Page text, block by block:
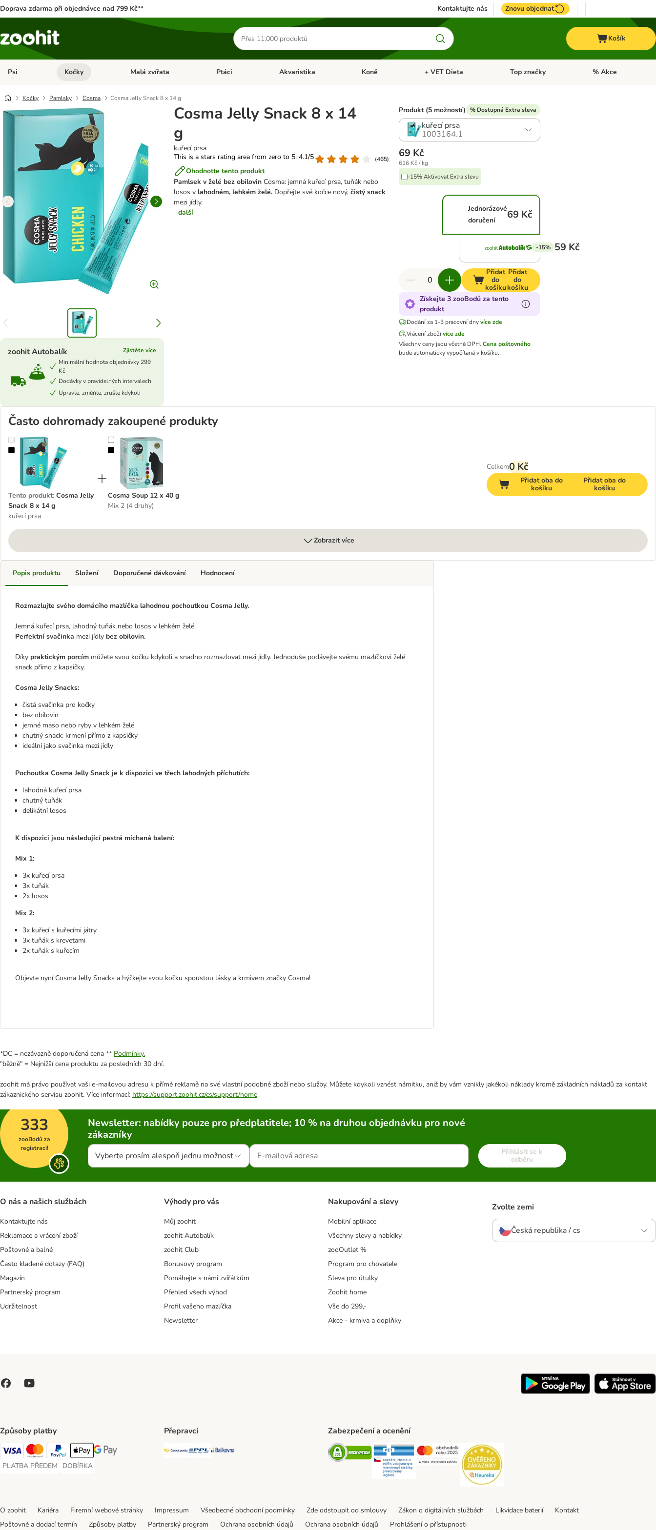
Doprava zdarma při objednávce nad 799 Kč** Kontaktujte nás Znovu objednat
Hledat
produkty
Košík
Psi Otevřít menu: Psi
Kočky Otevřít menu: Kočky
Malá zvířata Otevřít menu: Malá zvířata
Ptáci Otevřít menu: Ptáci
Akvaristika Otevřít menu: Akvaristika
Koně Otevřít menu: Koně
+ VET Dieta Otevřít menu: + VET Dieta
Top značky Otevřít menu: Top
% Akce
Kočky Pamlsky Cosma Cosma Jelly Snack 8 x 14 g
Cosma Jelly Snack 8 x 14
g
kuřecí prsa
This is a stars rating area from zero to 5: 4.1/5
(465)
Ohodnoťte tento produkt
Pamlsek v želé bez obilovin Cosma: jemná kuřecí prsa, tuňák nebo
losos v lahodném, lehkém želé. Dopřejte své kočce nový, čistý snack
mezi jídly.
další
zoohit Autobalík
Zjistěte více
Minimální hodnota objednávky 299
Kč
Dodávky v pravidelných intervalech
Upravte, změňte, zrušte kdykoli
Produkt (5 možností) % Dostupná Extra sleva
kuřecí prsa
1003164.1
69 Kč
616 Kč / kg
-15% Aktivovat Extra slevu
Jednorázové
doručení
69 Kč
-15% 59 Kč
Přidat
do
košíku
Přidat
do
košíku
Získejte 3 zooBodů za tento
produkt
Dodání za 1-3 pracovní dny více zde
Vrácení zbožívíce zde
Všechny ceny jsou včetně DPH. Cena poštovného
bude automaticky vypočítaná v košíku.
Často dohromady zakoupené produkty
Cosma Jelly Snack 8 x 14 g
Tento produkt: Cosma Jelly
Snack 8 x 14 g
kuřecí prsa
Cosma Soup 12 x 40 g
Cosma Soup 12 x 40 g
Mix 2 (4 druhy)
Celkem0 Kč
Přidat oba do
košíku
Přidat oba do
košíku
Zobrazit více
Popis produktu
Rozmazlujte svého domácího mazlíčka lahodnou pochoutkou Cosma Jelly.
Jemná kuřecí prsa, lahodný tuňák nebo losos v lehkém želé.
Perfektní svačinka mezi jídly bez obilovin.
Díky praktickým porcím můžete svou kočku kdykoli a snadno rozmazlovat mezi jídly. Jednoduše podávejte svému mazlíčkovi želé
snack přímo z kapsičky.
Cosma Jelly Snacks:
čistá svačinka pro kočky
bez obilovin
jemné maso nebo ryby v lehkém želé
chutný snack: krmení přímo z kapsičky
ideální jako svačinka mezi jídly
Pochoutka Cosma Jelly Snack je k dispozici ve třech lahodných příchutích:
lahodná kuřecí prsa
chutný tuňák
delikátní losos
K dispozici jsou následující pestrá míchaná balení:
Mix 1:
3x kuřecí prsa
3x tuňák
2x losos
Mix 2:
3x kuřecí s kuřecími játry
3x tuňák s krevetami
2x tuňák s kuřecím
Objevte nyní Cosma Jelly Snacks a hýčkejte svou kočku spoustou lásky a krmivem značky Cosma!
Složení Doporučené dávkování Hodnocení
*DC = nezávazně doporučená cena ** Podmínky.
"běžně" = Nejnižší cena produktu za posledních 30 dní.
zoohit má právo používat vaši e-mailovou adresu k přímé reklamě na své vlastní podobné zboží nebo služby. Můžete kdykoli vznést námitku, aniž by vám vznikly jakékoli náklady kromě základních nákladů za kontakt
zákaznického servisu zoohit. Více informací: https://support.zoohit.cz/cs/support/home
333
zooBodů za
registraci!
Newsletter: nabídky pouze pro předplatitele; 10 % na druhou objednávku pro nové
zákazníky
Vyberte prosím alespoň jednu možnost
Přihlásit se k
odběru
O nás a našich službách
Kontaktujte nás
Reklamace a vrácení zboží
Poštovné a balné
Často kladené dotazy (FAQ)
Magazín
Partnerský program
Udržitelnost
Výhody pro vás
Můj zoohit
zoohit Autobalík
zoohit Club
Bonusový program
Pomáhejte s námi zvířátkům
Přehled všech výhod
Profil vašeho mazlíčka
Newsletter
Nakupování a slevy
Mobilní aplikace
Všechny slevy a nabídky
zooOutlet %
Program pro chovatele
Sleva pro útulky
Zoohit home
Vše do 299,-
Akce - krmiva a doplňky
Zvolte zemi
Česká republika / cs
Způsoby platby
Visa Payment Method
Mastercard Payment Method
PayPal Payment Method
Apple pay Payment Method
GooglePay Payment Method
PLATBA PŘEDEM
PLATBA PŘEDEM Payment Method
DOBÍRKA
DOBÍRKA Payment Method
Přepravci
Česká pošta Shipping Method
PPL Shipping Method
Balíkovna Shipping Method
Zabezpečení a ocenění
Security Security Security
O zoohit Kariéra Firemní webové stránky Impressum Všeobecné obchodní podmínky Zde odstoupit od smlouvy Zákon o digitálních službách Likvidace baterií
Kontakt
Poštovné a dodací termín
Způsoby platby Partnerský program Ochrana osobních údajů Ochrana osobních údajů Prohlášení o přístupnosti